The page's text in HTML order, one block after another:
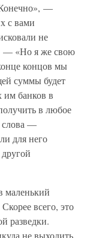
—
с вами
не
— «Но я же свою
концов мы
суммы будет
им банков в
в любое
слова —
для него
маленький
всего, это
разведки.
не выходить,